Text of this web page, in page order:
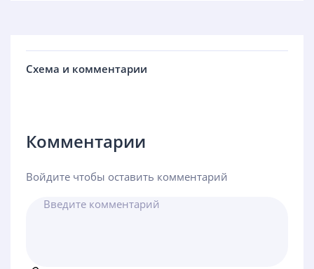
Схема и комментарии
Комментарии
Войдите чтобы оставить комментарий